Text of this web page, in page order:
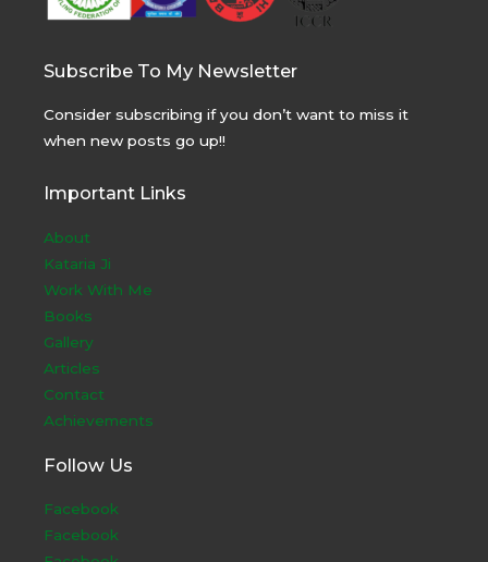
Subscribe To My Newsletter
Consider subscribing if you don’t want to miss it
when new posts go up!!
Important Links
About
Kataria Ji
Work With Me
Books
Gallery
Articles
Contact
Achievements
Follow Us
Facebook
Facebook